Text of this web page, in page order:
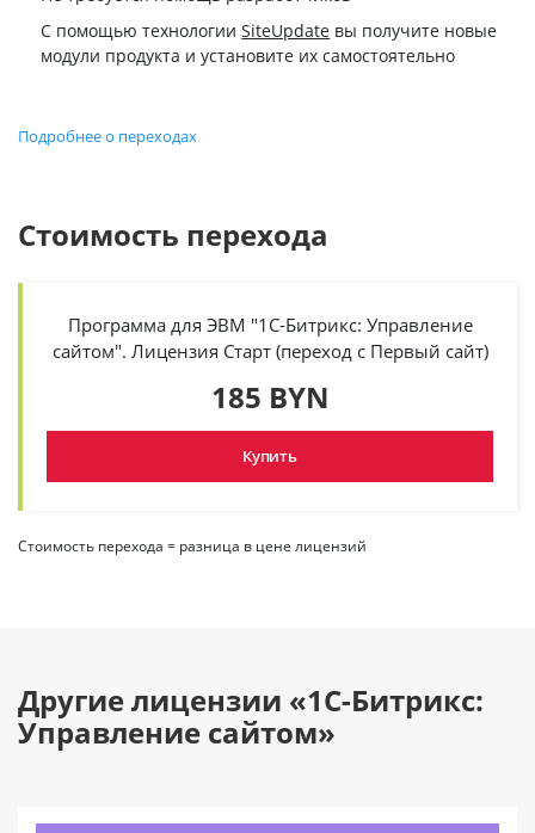
С помощью технологииSiteUpdate вы получите новые
модули продукта и установите их самостоятельно
Подробнее о переходах
Стоимость перехода
Программа для ЭВМ "1С-Битрикс: Управление
сайтом". Лицензия Старт (переход с Первый сайт)
185 BYN
Купить
Стоимость перехода = разница в цене лицензий
Другие лицензии «1С-Битрикс:
Управление сайтом»